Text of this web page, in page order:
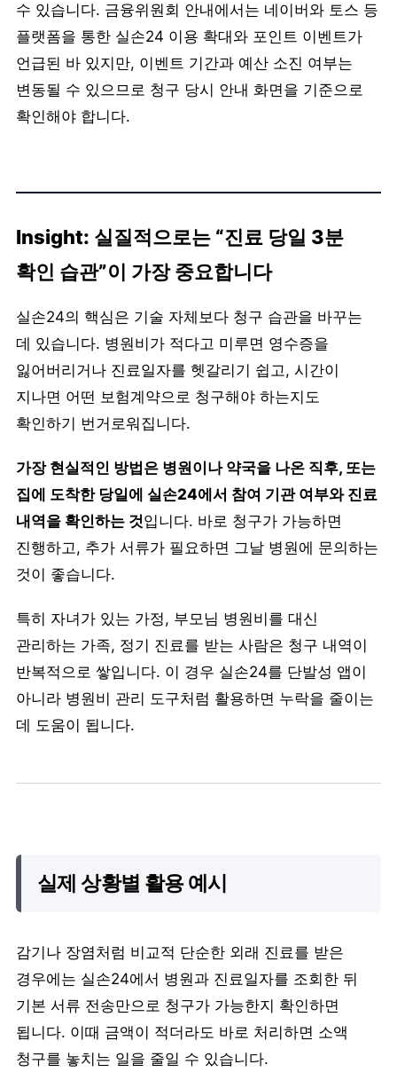
수 있습니다. 금융위원회 안내에서는 네이버와 토스 등
플랫폼을 통한 실손24 이용 확대와 포인트 이벤트가
언급된 바 있지만, 이벤트 기간과 예산 소진 여부는
변동될 수 있으므로 청구 당시 안내 화면을 기준으로
확인해야 합니다.
Insight: 실질적으로는 “진료 당일 3분
확인 습관”이 가장 중요합니다
실손24의 핵심은 기술 자체보다 청구 습관을 바꾸는
데 있습니다. 병원비가 적다고 미루면 영수증을
잃어버리거나 진료일자를 헷갈리기 쉽고, 시간이
지나면 어떤 보험계약으로 청구해야 하는지도
확인하기 번거로워집니다.
가장 현실적인 방법은 병원이나 약국을 나온 직후, 또는
집에 도착한 당일에 실손24에서 참여 기관 여부와 진료
내역을 확인하는 것입니다. 바로 청구가 가능하면
진행하고, 추가 서류가 필요하면 그날 병원에 문의하는
것이 좋습니다.
특히 자녀가 있는 가정, 부모님 병원비를 대신
관리하는 가족, 정기 진료를 받는 사람은 청구 내역이
반복적으로 쌓입니다. 이 경우 실손24를 단발성 앱이
아니라 병원비 관리 도구처럼 활용하면 누락을 줄이는
데 도움이 됩니다.
실제 상황별 활용 예시
감기나 장염처럼 비교적 단순한 외래 진료를 받은
경우에는 실손24에서 병원과 진료일자를 조회한 뒤
기본 서류 전송만으로 청구가 가능한지 확인하면
됩니다. 이때 금액이 적더라도 바로 처리하면 소액
청구를 놓치는 일을 줄일 수 있습니다.